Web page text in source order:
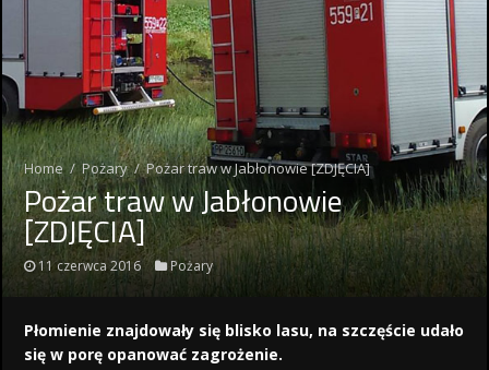
Home / Pożary / Pożar traw w Jabłonowie [ZDJĘCIA]
Pożar traw w Jabłonowie
[ZDJĘCIA]
11 czerwca 2016 Pożary
Płomienie znajdowały się blisko lasu, na szczęście udało
się w porę opanować zagrożenie.